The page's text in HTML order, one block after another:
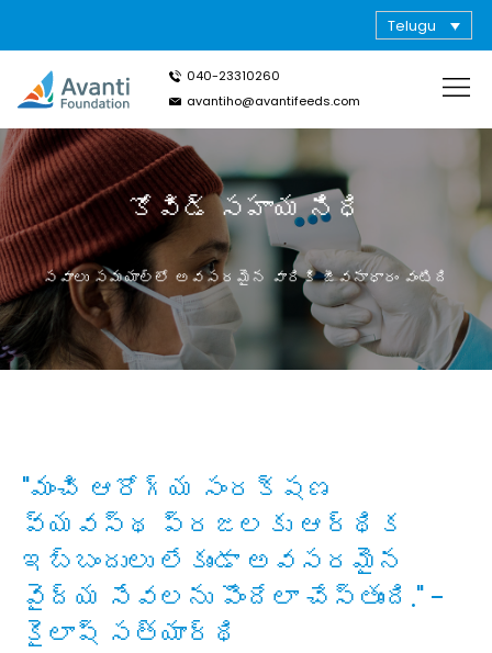
Telugu
040-23310260
avantiho@avantifeeds.com
కోవిడ్ సహాయ నిధి
సవాలు సమయాల్లో అవసరమైన వారికి జీవనాధారం వంటిది
"మంచి ఆరోగ్య సంరక్షణ
వ్యవస్థ ప్రజలకు ఆర్థిక
ఇబ్బందులు లేకుండా అవసరమైన
వైద్య సేవలను పొందేలా చేస్తుంది." -
కైలాష్ సత్యార్థి